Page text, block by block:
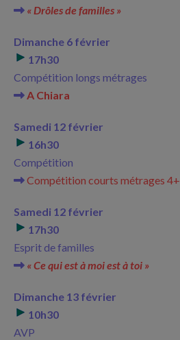
« Drôles de familles »
Dimanche 6 février
17h30
Compétition longs métrages
A Chiara
Samedi 12 février
16h30
Compétition
Compétition courts métrages 4+
Samedi 12 février
17h30
Esprit de familles
« Ce qui est à moi est à toi »
Dimanche 13 février
10h30
AVP